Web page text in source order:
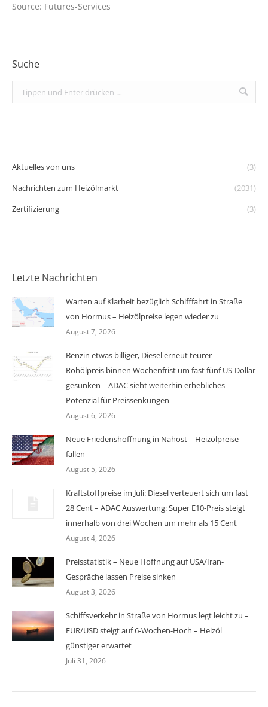
Source: Futures-Services
Suche
Search:
Aktuelles von uns
(3)
Nachrichten zum Heizölmarkt
(2031)
Zertifizierung
(3)
Letzte Nachrichten
Warten auf Klarheit bezüglich Schifffahrt in Straße
von Hormus – Heizölpreise legen wieder zu
August 7, 2026
Benzin etwas billiger, Diesel erneut teurer –
Rohölpreis binnen Wochenfrist um fast fünf US-Dollar
gesunken – ADAC sieht weiterhin erhebliches
Potenzial für Preissenkungen
August 6, 2026
Neue Friedenshoffnung in Nahost – Heizölpreise
fallen
August 5, 2026
Kraftstoffpreise im Juli: Diesel verteuert sich um fast
28 Cent – ADAC Auswertung: Super E10-Preis steigt
innerhalb von drei Wochen um mehr als 15 Cent
August 4, 2026
Preisstatistik – Neue Hoffnung auf USA/Iran-
Gespräche lassen Preise sinken
August 3, 2026
Schiffsverkehr in Straße von Hormus legt leicht zu –
EUR/USD steigt auf 6-Wochen-Hoch – Heizöl
günstiger erwartet
Juli 31, 2026